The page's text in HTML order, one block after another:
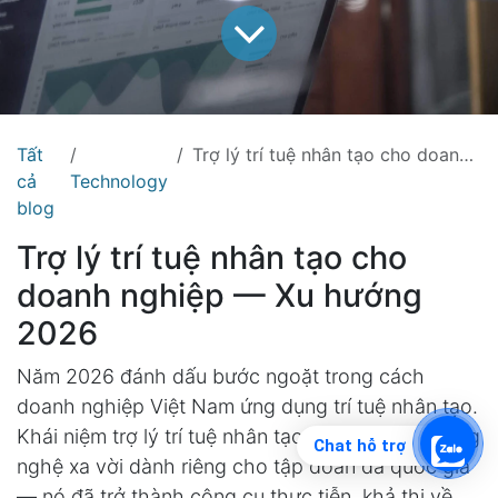
Tất
cả
blog
Technology
Trợ lý trí tuệ nhân tạo cho doanh nghiệp Việt — Hướng dẫn triển khai 2026
Trợ lý trí tuệ nhân tạo cho
doanh nghiệp — Xu hướng
2026
Năm 2026 đánh dấu bước ngoặt trong cách
doanh nghiệp Việt Nam ứng dụng trí tuệ nhân tạo.
Khái niệm trợ lý trí tuệ nhân tạo không còn là công
nghệ xa vời dành riêng cho tập đoàn đa quốc gia
Chat hỗ trợ